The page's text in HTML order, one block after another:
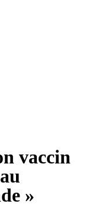
vaccin
»